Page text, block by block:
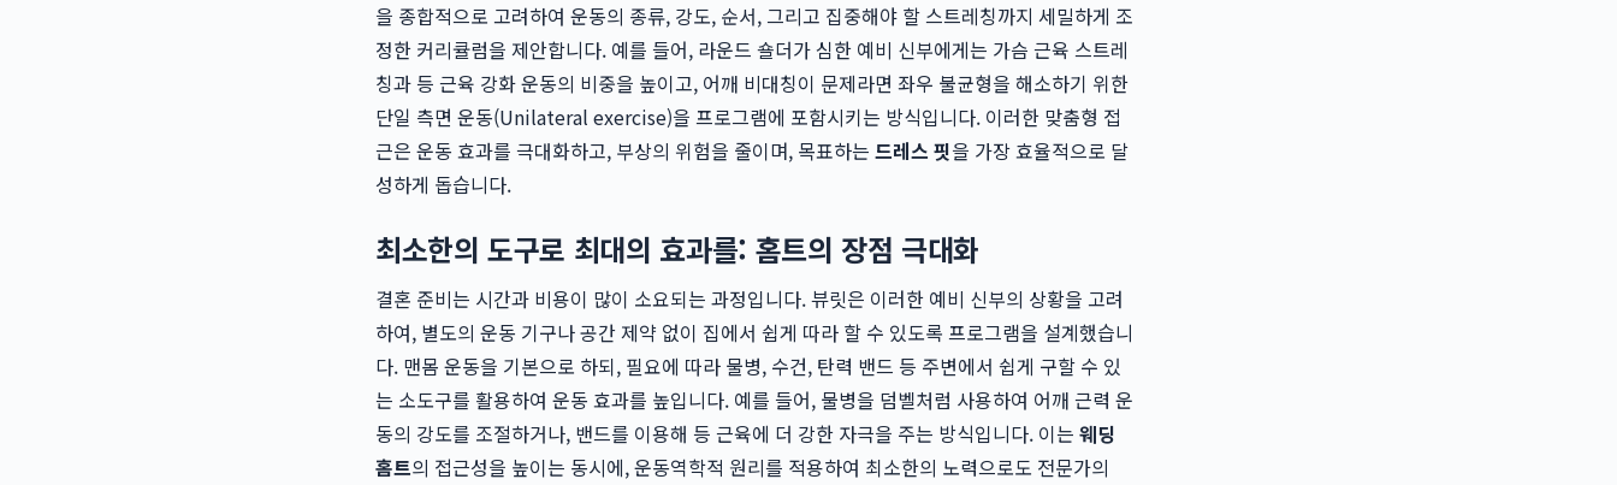
을 종합적으로 고려하여 운동의 종류, 강도, 순서, 그리고 집중해야 할 스트레칭까지 세밀하게 조
정한 커리큘럼을 제안합니다. 예를 들어, 라운드 숄더가 심한 예비 신부에게는 가슴 근육 스트레
칭과 등 근육 강화 운동의 비중을 높이고, 어깨 비대칭이 문제라면 좌우 불균형을 해소하기 위한
단일 측면 운동(Unilateral exercise)을 프로그램에 포함시키는 방식입니다. 이러한 맞춤형 접
근은 운동 효과를 극대화하고, 부상의 위험을 줄이며, 목표하는 드레스 핏을 가장 효율적으로 달
성하게 돕습니다.
최소한의 도구로 최대의 효과를: 홈트의 장점 극대화
결혼 준비는 시간과 비용이 많이 소요되는 과정입니다. 뷰릿은 이러한 예비 신부의 상황을 고려
하여, 별도의 운동 기구나 공간 제약 없이 집에서 쉽게 따라 할 수 있도록 프로그램을 설계했습니
다. 맨몸 운동을 기본으로 하되, 필요에 따라 물병, 수건, 탄력 밴드 등 주변에서 쉽게 구할 수 있
는 소도구를 활용하여 운동 효과를 높입니다. 예를 들어, 물병을 덤벨처럼 사용하여 어깨 근력 운
동의 강도를 조절하거나, 밴드를 이용해 등 근육에 더 강한 자극을 주는 방식입니다. 이는 웨딩
홈트의 접근성을 높이는 동시에, 운동역학적 원리를 적용하여 최소한의 노력으로도 전문가의